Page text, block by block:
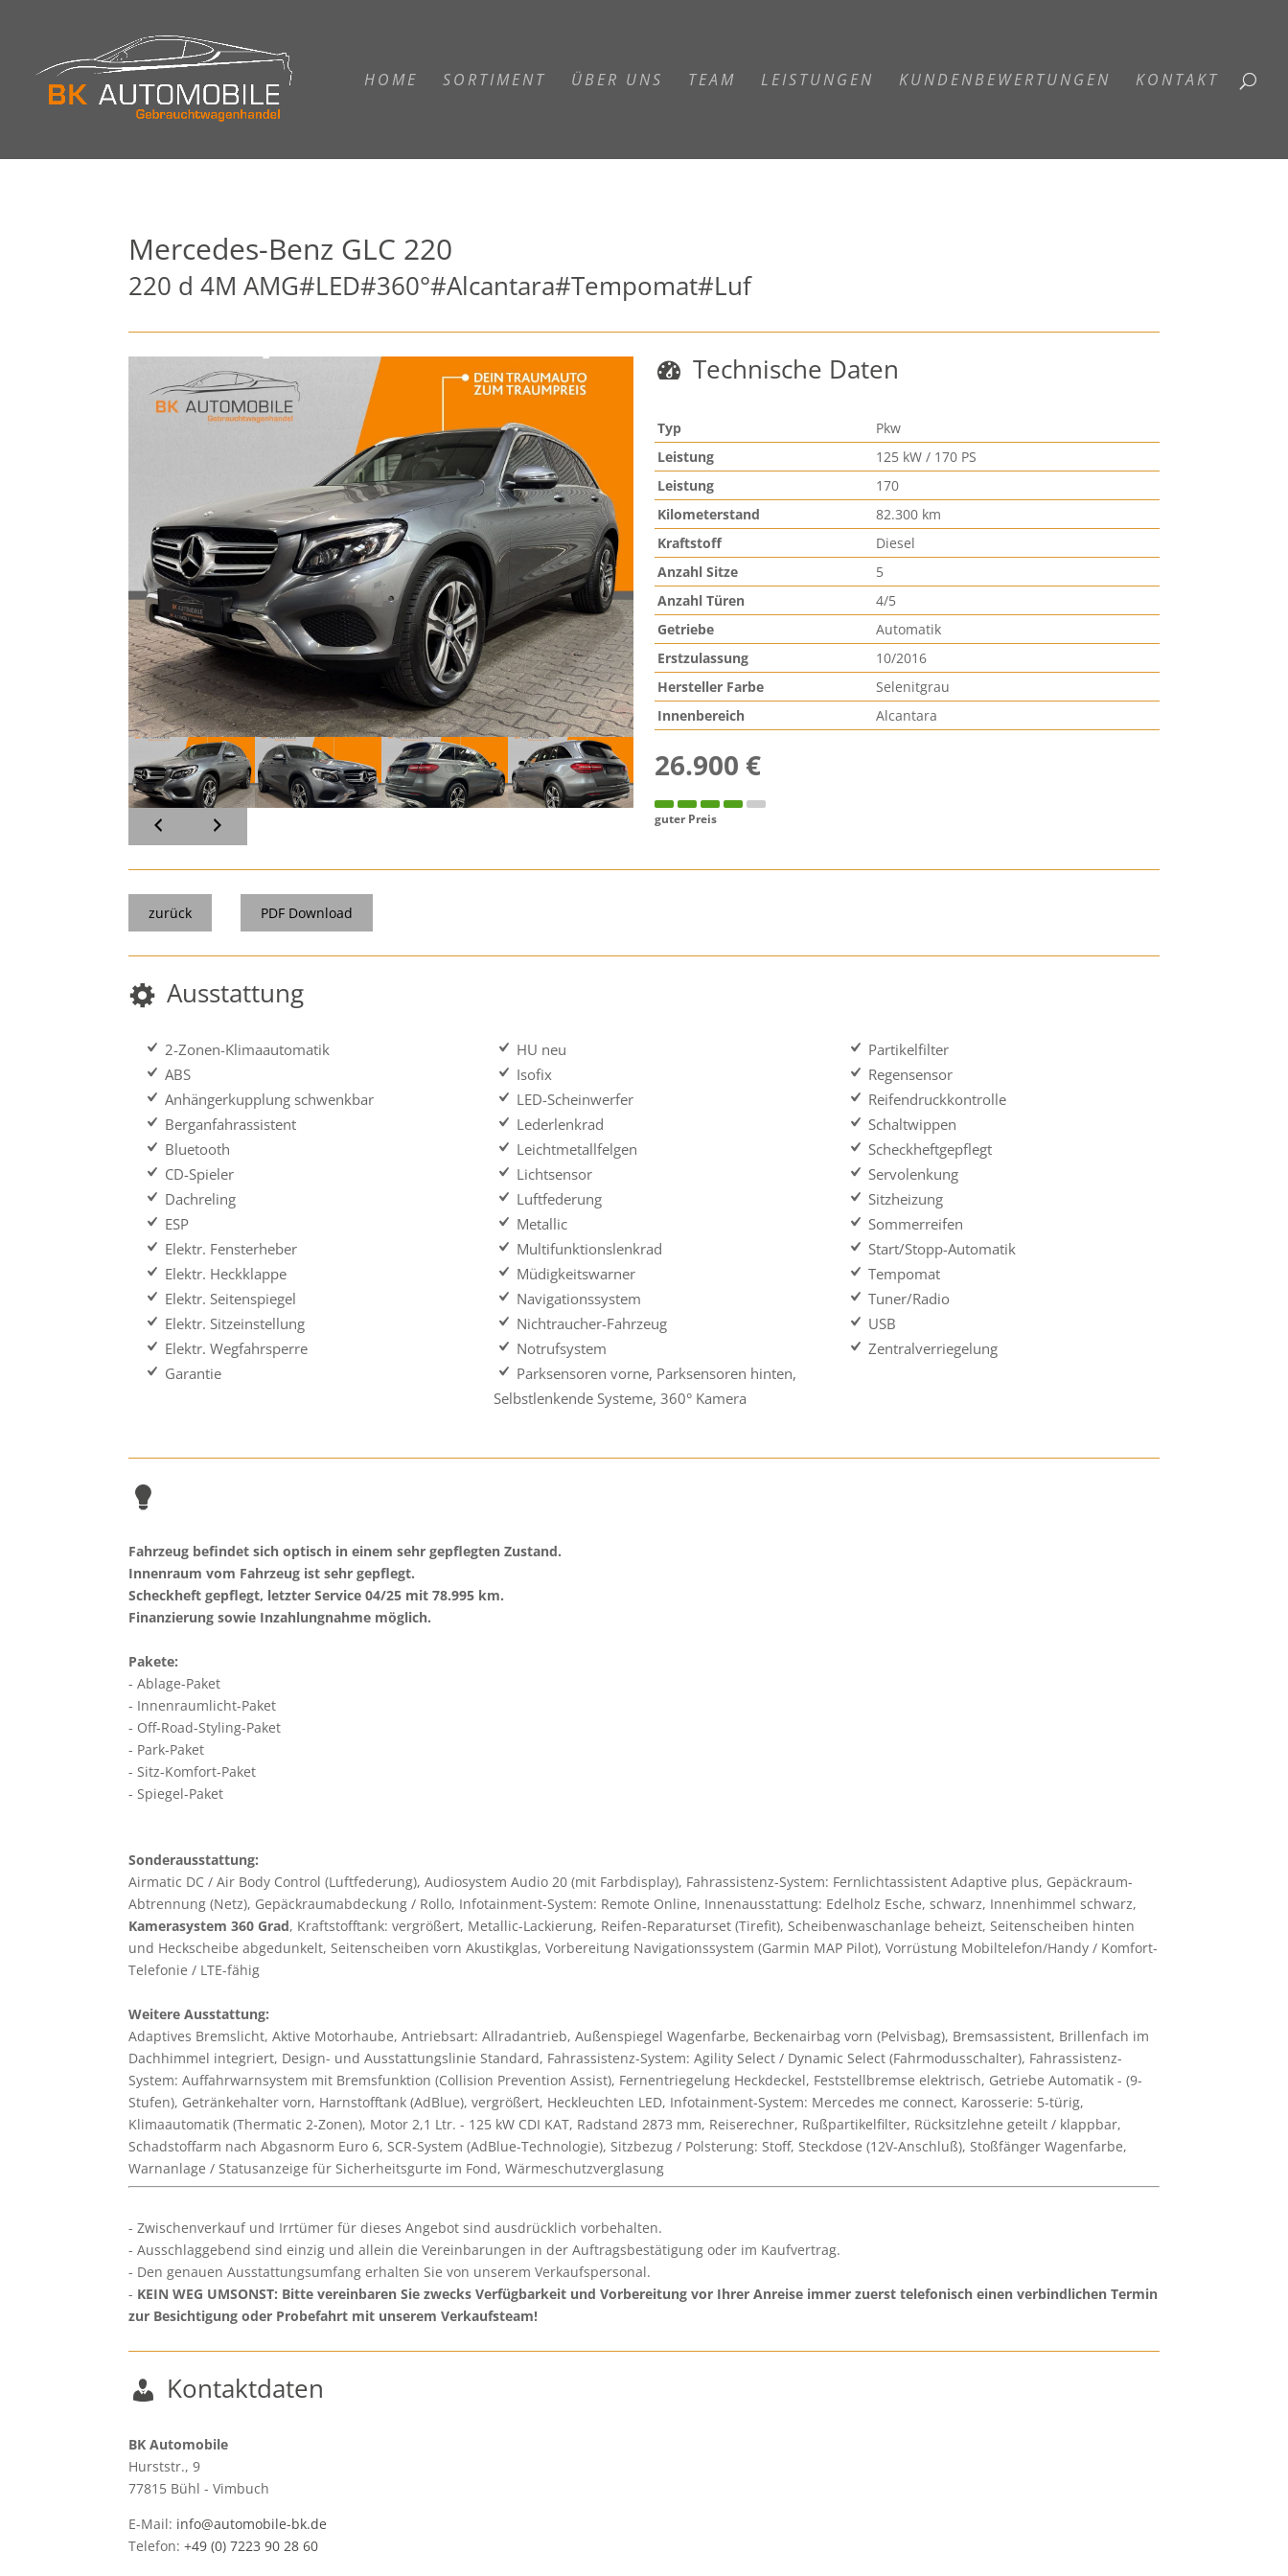
HOME SORTIMENT ÜBER UNS TEAM LEISTUNGEN KUNDENBEWERTUNGEN KONTAKT
Mercedes-Benz GLC 220
220 d 4M AMG#LED#360°#Alcantara#Tempomat#Luf
Technische Daten
Typ
Pkw
Leistung
125 kW / 170 PS
Leistung
170
Kilometerstand
82.300 km
Kraftstoff
Diesel
Anzahl Sitze
5
Anzahl Türen
4/5
Getriebe
Automatik
Erstzulassung
10/2016
Hersteller Farbe
Selenitgrau
Innenbereich
Alcantara
26.900 €
guter Preis
zurück PDF Download
Ausstattung
2-Zonen-Klimaautomatik
ABS
Anhängerkupplung schwenkbar
Berganfahrassistent
Bluetooth
CD-Spieler
Dachreling
ESP
Elektr. Fensterheber
Elektr. Heckklappe
Elektr. Seitenspiegel
Elektr. Sitzeinstellung
Elektr. Wegfahrsperre
Garantie
HU neu
Isofix
LED-Scheinwerfer
Lederlenkrad
Leichtmetallfelgen
Lichtsensor
Luftfederung
Metallic
Multifunktionslenkrad
Müdigkeitswarner
Navigationssystem
Nichtraucher-Fahrzeug
Notrufsystem
Parksensoren vorne, Parksensoren hinten,
Selbstlenkende Systeme, 360° Kamera
Partikelfilter
Regensensor
Reifendruckkontrolle
Schaltwippen
Scheckheftgepflegt
Servolenkung
Sitzheizung
Sommerreifen
Start/Stopp-Automatik
Tempomat
Tuner/Radio
USB
Zentralverriegelung
Fahrzeug befindet sich optisch in einem sehr gepflegten Zustand.
Innenraum vom Fahrzeug ist sehr gepflegt.
Scheckheft gepflegt, letzter Service 04/25 mit 78.995 km.
Finanzierung sowie Inzahlungnahme möglich.
Pakete:
Ablage-Paket
Innenraumlicht-Paket
Off-Road-Styling-Paket
Park-Paket
Sitz-Komfort-Paket
Spiegel-Paket
Sonderausstattung:
Airmatic DC / Air Body Control (Luftfederung), Audiosystem Audio 20 (mit Farbdisplay), Fahrassistenz-System: Fernlichtassistent Adaptive plus, Gepäckraum-
Abtrennung (Netz), Gepäckraumabdeckung / Rollo, Infotainment-System: Remote Online, Innenausstattung: Edelholz Esche, schwarz, Innenhimmel schwarz,
Kamerasystem 360 Grad, Kraftstofftank: vergrößert, Metallic-Lackierung, Reifen-Reparaturset (Tirefit), Scheibenwaschanlage beheizt, Seitenscheiben hinten
und Heckscheibe abgedunkelt, Seitenscheiben vorn Akustikglas, Vorbereitung Navigationssystem (Garmin MAP Pilot), Vorrüstung Mobiltelefon/Handy / Komfort-
Telefonie / LTE-fähig
Weitere Ausstattung:
Adaptives Bremslicht, Aktive Motorhaube, Antriebsart: Allradantrieb, Außenspiegel Wagenfarbe, Beckenairbag vorn (Pelvisbag), Bremsassistent, Brillenfach im
Dachhimmel integriert, Design- und Ausstattungslinie Standard, Fahrassistenz-System: Agility Select / Dynamic Select (Fahrmodusschalter), Fahrassistenz-
System: Auffahrwarnsystem mit Bremsfunktion (Collision Prevention Assist), Fernentriegelung Heckdeckel, Feststellbremse elektrisch, Getriebe Automatik - (9-
Stufen), Getränkehalter vorn, Harnstofftank (AdBlue), vergrößert, Heckleuchten LED, Infotainment-System: Mercedes me connect, Karosserie: 5-türig,
Klimaautomatik (Thermatic 2-Zonen), Motor 2,1 Ltr. - 125 kW CDI KAT, Radstand 2873 mm, Reiserechner, Rußpartikelfilter, Rücksitzlehne geteilt / klappbar,
Schadstoffarm nach Abgasnorm Euro 6, SCR-System (AdBlue-Technologie), Sitzbezug / Polsterung: Stoff, Steckdose (12V-Anschluß), Stoßfänger Wagenfarbe,
Warnanlage / Statusanzeige für Sicherheitsgurte im Fond, Wärmeschutzverglasung
Zwischenverkauf und Irrtümer für dieses Angebot sind ausdrücklich vorbehalten.
Ausschlaggebend sind einzig und allein die Vereinbarungen in der Auftragsbestätigung oder im Kaufvertrag.
Den genauen Ausstattungsumfang erhalten Sie von unserem Verkaufspersonal.
KEIN WEG UMSONST: Bitte vereinbaren Sie zwecks Verfügbarkeit und Vorbereitung vor Ihrer Anreise immer zuerst telefonisch einen verbindlichen Termin
zur Besichtigung oder Probefahrt mit unserem Verkaufsteam!
Kontaktdaten
BK Automobile
Hurststr., 9
77815 Bühl - Vimbuch
E-Mail: info@automobile-bk.de
Telefon:+49 (0) 7223 90 28 60